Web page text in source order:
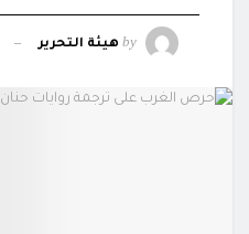
by هيئة التحرير